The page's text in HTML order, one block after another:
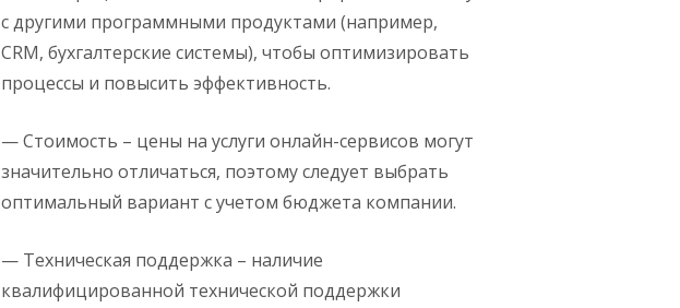
с другими программными продуктами (например,
CRM, бухгалтерские системы), чтобы оптимизировать
процессы и повысить эффективность.
— Стоимость – цены на услуги онлайн-сервисов могут
значительно отличаться, поэтому следует выбрать
оптимальный вариант с учетом бюджета компании.
— Техническая поддержка – наличие
квалифицированной технической поддержки